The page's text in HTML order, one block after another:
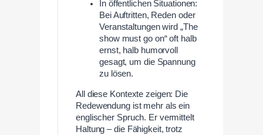
In öffentlichen Situationen:
Bei Auftritten, Reden oder
Veranstaltungen wird „The
show must go on“ oft halb
ernst, halb humorvoll
gesagt, um die Spannung
zu lösen.
All diese Kontexte zeigen: Die
Redewendung ist mehr als ein
englischer Spruch. Er vermittelt
Haltung – die Fähigkeit, trotz